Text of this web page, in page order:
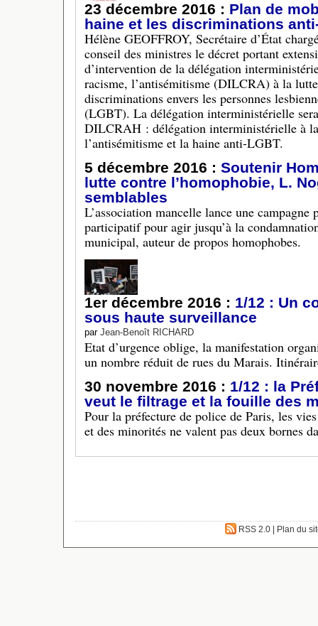
23 décembre 2016 : Plan de
haine et les discriminations
Hélène GEOFFROY, Secrétaire d’État
conseil des ministres le décret portant
d’intervention de la délégation
racisme, l’antisémitisme (DILCRA) à la
discriminations envers les personnes
(LGBT). La délégation interministérielle
DILCRAH : délégation interministérielle à
l’antisémitisme et la haine anti-LGBT.
5 décembre 2016 : Soutenir
lutte contre l’homophobie, L.
semblables
L’association mancelle lance une campagne
participatif pour agir jusqu’à la
municipal, auteur de propos homophobes.
1er décembre 2016 : 1/12 : Un
sous haute surveillance
par Jean-Benoît RICHARD
Etat d’urgence oblige, la manifestation
un nombre réduit de rues du Marais.
30 novembre 2016 : 1/12 : la
veut le filtrage et la fouille des
Pour la préfecture de police de Paris, les
et des minorités ne valent pas deux bornes
RSS 2.0 | Plan du